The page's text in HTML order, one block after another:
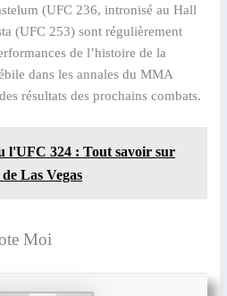
(UFC 236, intronisé au Hall
(UFC 253) sont régulièrement
de l’histoire de la
dans les annales du MMA
résultats des prochains combats.
l'UFC 324 : Tout savoir sur
Las Vegas
Moi